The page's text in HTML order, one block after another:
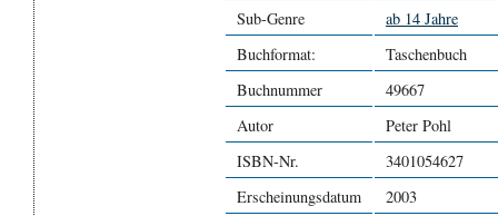
Sub-Genre
ab 14 Jahre
Buchformat:
Taschenbuch
Buchnummer
49667
Autor
Peter Pohl
ISBN-Nr.
3401054627
Erscheinungsdatum
2003